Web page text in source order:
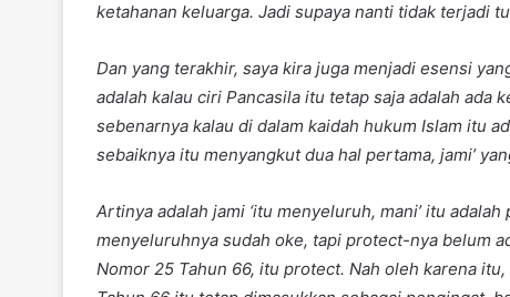
ketahanan keluarga. Jadi supaya nanti tidak terjadi
Dan yang terakhir, saya kira juga menjadi esensi
adalah kalau ciri Pancasila itu tetap saja adalah ada
sebenarnya kalau di dalam kaidah hukum Islam itu
sebaiknya itu menyangkut dua hal pertama, jami’
Artinya adalah jami ‘itu menyeluruh, mani’ itu
menyeluruhnya sudah oke, tapi protect-nya belum
Nomor 25 Tahun 66, itu protect. Nah oleh karena